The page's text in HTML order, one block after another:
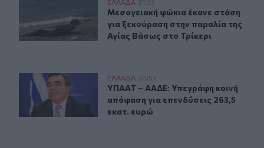
Μεσογειακή φώκια έκανε στάση για ξεκούραση στην
ΕΛΛAΔΑ 21:33
Μεσογειακή φώκια έκανε στάση
Μεσογειακή φώκια έκανε στάση
για ξεκούραση στην παραλία της
Αγίας Βάσως στο Τρίκερι
ΥΠΑΑΤ – ΑΑΔΕ: Υπεγράφη κοινή απόφαση για
ΕΛΛAΔΑ 20:57
ΥΠΑΑΤ – ΑΑΔΕ: Υπεγράφη κοινή
ΥΠΑΑΤ – ΑΑΔΕ: Υπεγράφη κοινή
απόφαση για επενδύσεις 263,5
εκατ. ευρώ